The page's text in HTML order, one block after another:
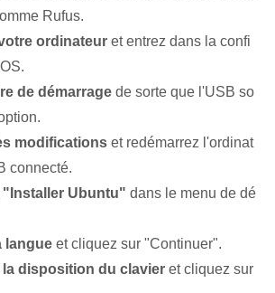
Rufus.
ordinateur et entrez dans la confi
de démarrage de sorte que l'USB so
modifications et redémarrez l'ordinat
connecté.
"Installer Ubuntu" dans le menu de dé
langue et cliquez sur "Continuer".
disposition du clavier et cliquez sur